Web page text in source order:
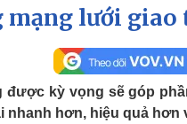
Cuộc sống đó đây
Hồ sơ
Thể thao
mạng lưới
được kỳ vọng sẽ góp
nhanh hơn, hiệu quả